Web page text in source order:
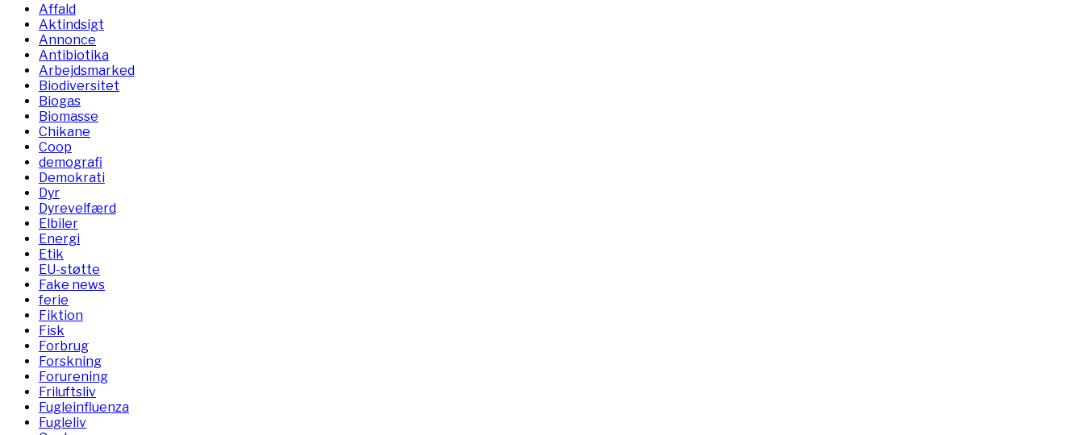
Affald
Aktindsigt
Annonce
Antibiotika
Arbejdsmarked
Biodiversitet
Biogas
Biomasse
Chikane
Coop
demografi
Demokrati
Dyr
Dyrevelfærd
Elbiler
Energi
Etik
EU-støtte
Fake news
ferie
Fiktion
Fisk
Forbrug
Forskning
Forurening
Friluftsliv
Fugleinfluenza
Fugleliv